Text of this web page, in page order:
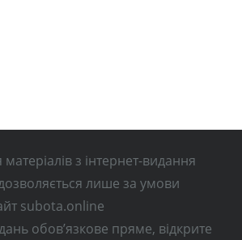
з інтернет-видання
лише за умови
subota.online
обов’язкове пряме, відкрите